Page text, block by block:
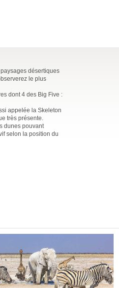
désertiques
le plus
dont 4 des Big Five :
appelée la Skeleton
très présente.
dunes pouvant
selon la position du